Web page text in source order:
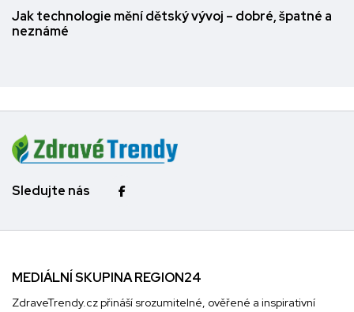
Jak technologie mění dětský vývoj – dobré, špatné a
neznámé
Sledujte nás
MEDIÁLNÍ SKUPINA REGION24
ZdraveTrendy.cz přináší srozumitelné, ověřené a inspirativní